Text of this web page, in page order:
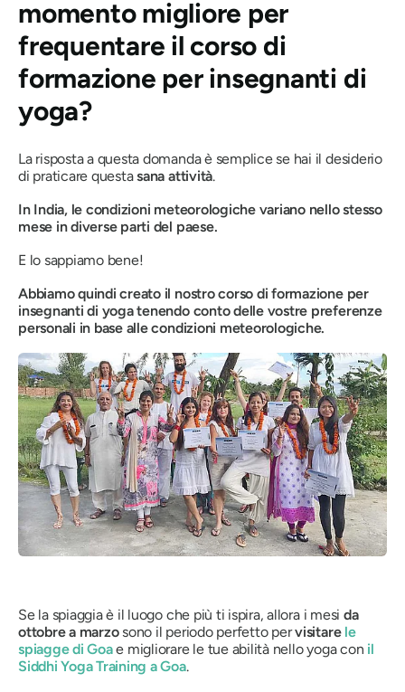
momento migliore per
frequentare il corso di
formazione per insegnanti di
yoga?
La risposta a questa domanda è semplice se hai il desiderio
di praticare questasana attività.
In India, le condizioni meteorologiche variano nello stesso
mese in diverse parti del paese.
E lo sappiamo bene!
Abbiamo quindi creato il nostrocorso di formazione per
insegnanti di yoga tenendo conto delle vostre preferenze
personali in base alle condizioni meteorologiche.
Se la spiaggia è il luogo che più ti ispira, allora i mesi da
ottobre a marzo sono il periodo perfetto pervisitare le
spiagge di Goae migliorare le tue abilità nello yoga con il
Siddhi Yoga Training a Goa.